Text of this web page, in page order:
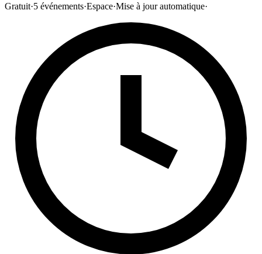
Gratuit·5 événements·Espace·Mise à jour automatique·